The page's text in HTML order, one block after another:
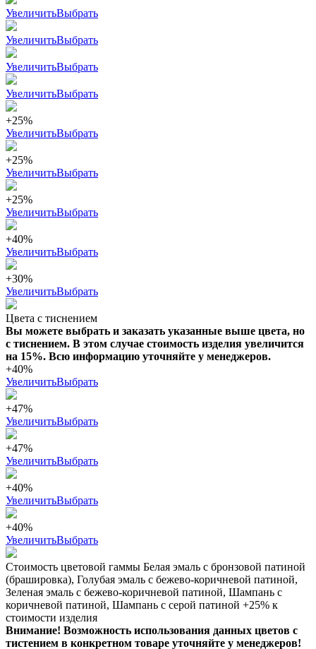
УвеличитьВыбрать
УвеличитьВыбрать
УвеличитьВыбрать
УвеличитьВыбрать
+25%
УвеличитьВыбрать
+25%
УвеличитьВыбрать
+25%
УвеличитьВыбрать
+40%
УвеличитьВыбрать
+30%
УвеличитьВыбрать
Цвета с тиснением
Вы можете выбрать и заказать указанные выше цвета, но
с тиснением. В этом случае стоимость изделия увеличится
на 15%. Всю информацию уточняйте у менеджеров.
+40%
УвеличитьВыбрать
+47%
УвеличитьВыбрать
+47%
УвеличитьВыбрать
+40%
УвеличитьВыбрать
+40%
УвеличитьВыбрать
Стоимость цветовой гаммы Белая эмаль с бронзовой патиной
(брашировка), Голубая эмаль с бежево-коричневой патиной,
Зеленая эмаль с бежево-коричневой патиной, Шампань с
коричневой патиной, Шампань с серой патиной +25% к
стоимости изделия
Внимание! Возможность использования данных цветов с
тистением в конкретном товаре уточняйте у менеджеров!